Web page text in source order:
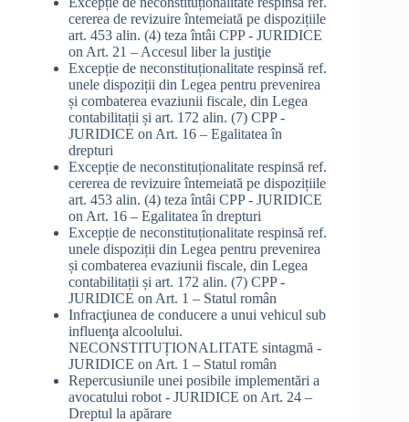
cererea de revizuire întemeiată pe dispozițiile
art. 453 alin. (4) teza întâi CPP - JURIDICE
on Art. 21 – Accesul liber la justiţie
Excepție de neconstituționalitate respinsă ref.
unele dispoziții din Legea pentru prevenirea
și combaterea evaziunii fiscale, din Legea
contabilitații și art. 172 alin. (7) CPP -
JURIDICE on Art. 16 – Egalitatea în
drepturi
Excepție de neconstituționalitate respinsă ref.
cererea de revizuire întemeiată pe dispozițiile
art. 453 alin. (4) teza întâi CPP - JURIDICE
on Art. 16 – Egalitatea în drepturi
Excepție de neconstituționalitate respinsă ref.
unele dispoziții din Legea pentru prevenirea
și combaterea evaziunii fiscale, din Legea
contabilitații și art. 172 alin. (7) CPP -
JURIDICE on Art. 1 – Statul român
Infracţiunea de conducere a unui vehicul sub
influenţa alcoolului.
NECONSTITUȚIONALITATE sintagmă -
JURIDICE on Art. 1 – Statul român
Repercusiunile unei posibile implementări a
avocatului robot - JURIDICE on Art. 24 –
Dreptul la apărare